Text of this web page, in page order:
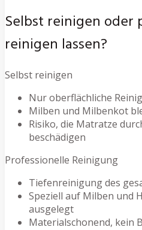
Selbst reinigen oder
reinigen lassen?
Selbst reinigen
Nur oberflächliche
Milben und Milbenkot
Risiko, die Matratze
beschädigen
Professionelle Reinigung
Tiefenreinigung des
Speziell auf Milben und
ausgelegt
Materialschonend, kein